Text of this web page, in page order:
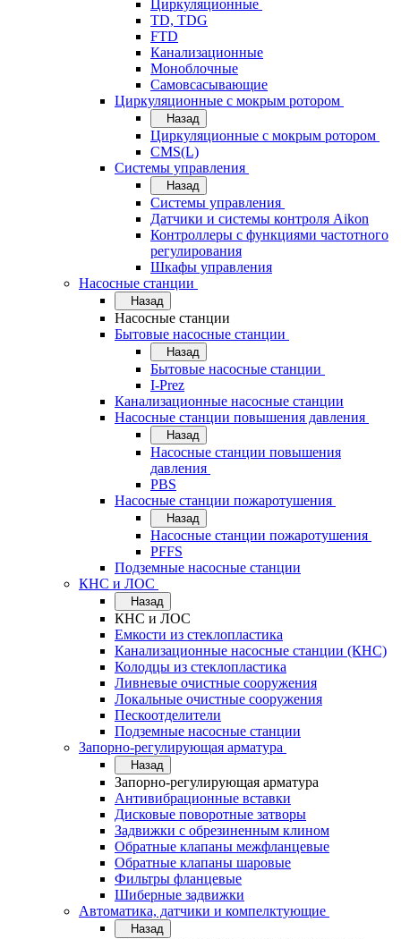
Циркуляционные
TD, TDG
FTD
Канализационные
Моноблочные
Самовсасывающие
Циркуляционные с мокрым ротором
Назад
Циркуляционные с мокрым ротором
CMS(L)
Системы управления
Назад
Системы управления
Датчики и системы контроля Aikon
Контроллеры с функциями частотного
регулирования
Шкафы управления
Насосные станции
Назад
Насосные станции
Бытовые насосные станции
Назад
Бытовые насосные станции
I-Prez
Канализационные насосные станции
Насосные станции повышения давления
Назад
Насосные станции повышения
давления
PBS
Насосные станции пожаротушения
Назад
Насосные станции пожаротушения
PFFS
Подземные насосные станции
КНС и ЛОС
Назад
КНС и ЛОС
Емкости из стеклопластика
Канализационные насосные станции (КНС)
Колодцы из стеклопластика
Ливневые очистные сооружения
Локальные очистные сооружения
Пескоотделители
Подземные насосные станции
Запорно-регулирующая арматура
Назад
Запорно-регулирующая арматура
Антивибрационные вставки
Дисковые поворотные затворы
Задвижки с обрезиненным клином
Обратные клапаны межфланцевые
Обратные клапаны шаровые
Фильтры фланцевые
Шиберные задвижки
Автоматика, датчики и компелктующие
Назад